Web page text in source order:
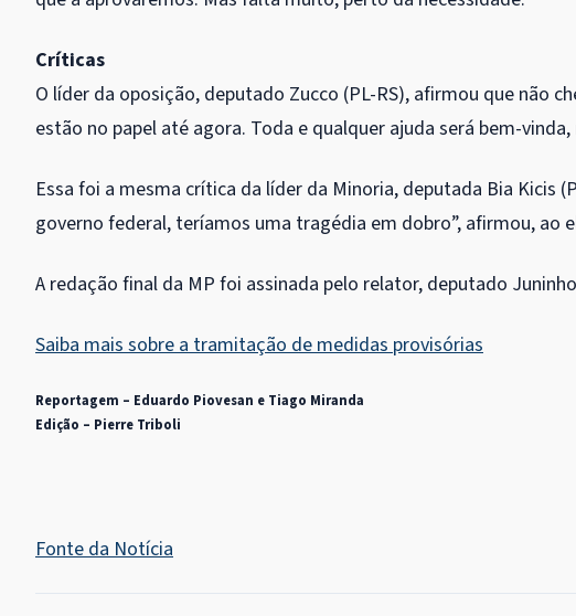
Críticas
O líder da oposição, deputado Zucco (PL-RS), afirmou que não
estão no papel até agora. Toda e qualquer ajuda será bem-
Essa foi a mesma crítica da líder da Minoria, deputada Bia Kicis
governo federal, teríamos uma tragédia em dobro”, afirmou, ao
A redação final da MP foi assinada pelo relator, deputado
Saiba mais sobre a tramitação de medidas provisórias
Reportagem – Eduardo Piovesan e Tiago Miranda
Edição – Pierre Triboli
Fonte da Notícia